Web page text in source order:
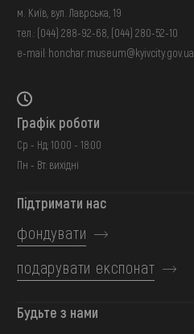
м. Київ, вул. Лаврська, 19
тел.: (044) 288-92-68 (044) 280-52-10
e-mail: honchar.museum@kyivcity.gov.ua
Графік роботи
Ср - Нд: 10:00 - 18:00
Пн - Вт: вихідні
Підтримати нас
фондувати
подарувати експонат
Будьте з нами